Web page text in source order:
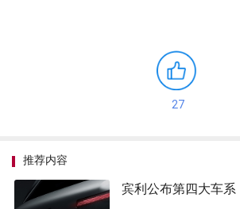
27
推荐内容
宾利公布第四大车系